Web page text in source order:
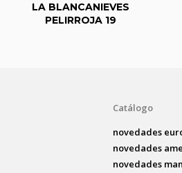
LA BLANCANIEVES
PELIRROJA 19
Catálogo
novedades
novedades
novedades